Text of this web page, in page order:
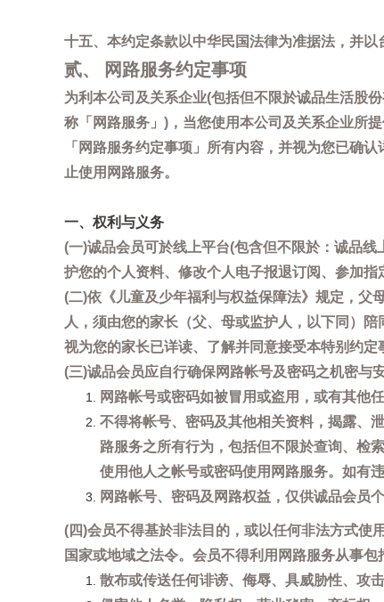
十五、本约定条款以中华民国法律为准据法，并以
贰、 网路服务约定事项
为利本公司及关系企业(包括但不限於诚品生活股
称「网路服务」)，当您使用本公司及关系企业所
「网路服务约定事项」所有内容，并视为您已确
止使用网路服务。
一、权利与义务
(一)诚品会员可於线上平台(包含但不限於：诚品
护您的个人资料、修改个人电子报退订阅、参加指
(二)依《儿童及少年福利与权益保障法》规定，父
人，须由您的家长（父、母或监护人，以下同）
视为您的家长已详读、了解并同意接受本特别约定
(三)诚品会员应自行确保网路帐号及密码之机密与
网路帐号或密码如被冒用或盗用，或有其他
不得将帐号、密码及其他相关资料，揭露、
路服务之所有行为，包括但不限於查询、检
使用他人之帐号或密码使用网路服务。如有
网路帐号、密码及网路权益，仅供诚品会员
(四)会员不得基於非法目的，或以任何非法方式使
国家或地域之法令。会员不得利用网路服务从事
散布或传送任何诽谤、侮辱、具威胁性、攻